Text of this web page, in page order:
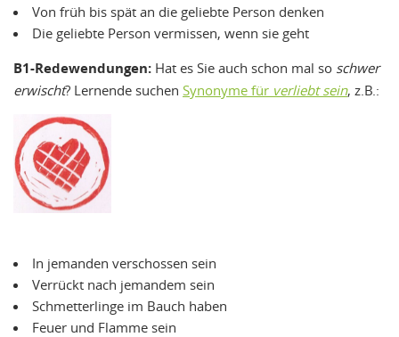
Von früh bis spät an die geliebte Person denken
Die geliebte Person vermissen, wenn sie geht
B1-Redewendungen: Hat es Sie auch schon mal so schwer
erwischt? Lernende suchen Synonyme für verliebt sein, z.B.:
In jemanden verschossen sein
Verrückt nach jemandem sein
Schmetterlinge im Bauch haben
Feuer und Flamme sein